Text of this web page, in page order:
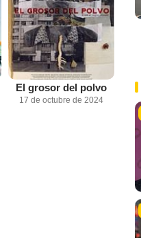
El grosor del polvo
17 de octubre de 2024